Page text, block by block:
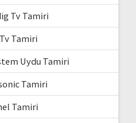
Tv Tamiri
Tamiri
Uydu Tamiri
Tamiri
Tamiri